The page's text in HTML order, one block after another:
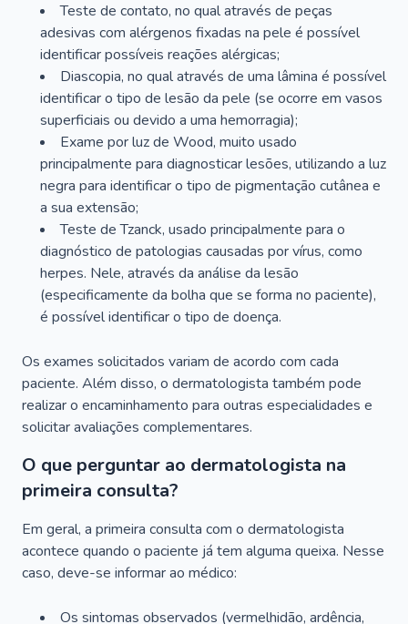
Teste de contato, no qual através de peças
adesivas com alérgenos fixadas na pele é possível
identificar possíveis reações alérgicas;
Diascopia, no qual através de uma lâmina é possível
identificar o tipo de lesão da pele (se ocorre em vasos
superficiais ou devido a uma hemorragia);
Exame por luz de Wood, muito usado
principalmente para diagnosticar lesões, utilizando a luz
negra para identificar o tipo de pigmentação cutânea e
a sua extensão;
Teste de Tzanck, usado principalmente para o
diagnóstico de patologias causadas por vírus, como
herpes. Nele, através da análise da lesão
(especificamente da bolha que se forma no paciente),
é possível identificar o tipo de doença.
Os exames solicitados variam de acordo com cada
paciente. Além disso, o dermatologista também pode
realizar o encaminhamento para outras especialidades e
solicitar avaliações complementares.
O que perguntar ao dermatologista na
primeira consulta?
Em geral, a primeira consulta com o dermatologista
acontece quando o paciente já tem alguma queixa. Nesse
caso, deve-se informar ao médico:
Os sintomas observados (vermelhidão, ardência,